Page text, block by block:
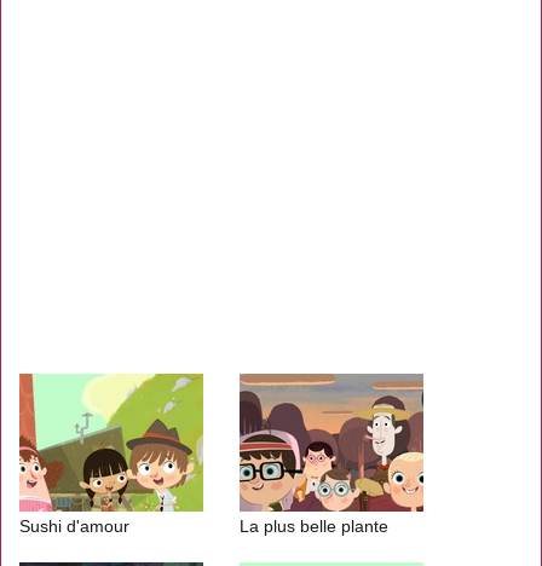
Sushi d'amour La plus belle plante